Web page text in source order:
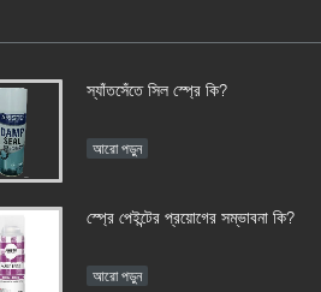
স্যাঁতসেঁতে সিল স্প্রে কি?
আরো পড়ুন
স্প্রে পেইন্টের প্রয়োগের সম্ভাবনা কি?
আরো পড়ুন